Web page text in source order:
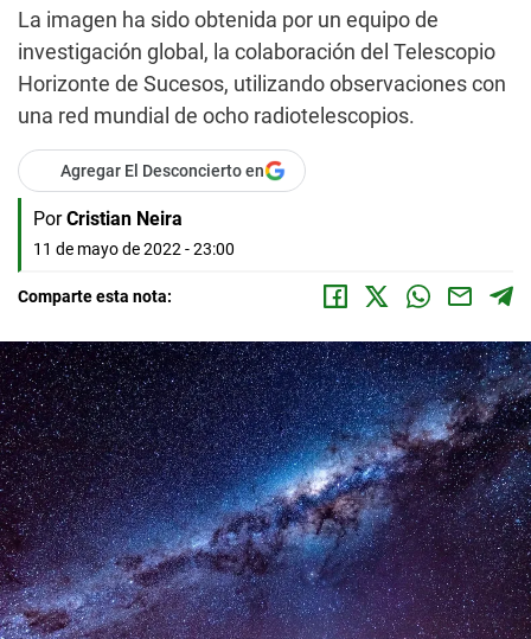
La imagen ha sido obtenida por un equipo de
investigación global, la colaboración del Telescopio
Horizonte de Sucesos, utilizando observaciones con
una red mundial de ocho radiotelescopios.
Agregar El Desconcierto en
Por Cristian Neira
11 de mayo de 2022 - 23:00
Comparte esta nota: